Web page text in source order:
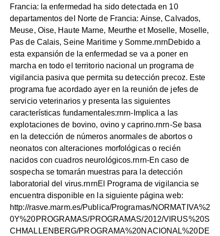
Francia: la enfermedad ha sido detectada en 10
departamentos del Norte de Francia: Ainse, Calvados,
Meuse, Oise, Haute Marne, Meurthe et Moselle, Moselle,
Pas de Calais, Seine Maritime y Somme.rnrnDebido a
esta expansión de la enfermedad se va a poner en
marcha en todo el territorio nacional un programa de
vigilancia pasiva que permita su detección precoz. Este
programa fue acordado ayer en la reunión de jefes de
servicio veterinarios y presenta las siguientes
características fundamentales:rnrn-Implica a las
explotaciones de bovino, ovino y caprino.rnrn-Se basa
en la detección de números anormales de abortos o
neonatos con alteraciones morfológicas o recién
nacidos con cuadros neurológicos.rnrn-En caso de
sospecha se tomarán muestras para la detección
laboratorial del virus.rnrnEl Programa de vigilancia se
encuentra disponible en la siguiente página web:
http://rasve.marm.es/Publica/Programas/NORMATIVA%2
0Y%20PROGRAMAS/PROGRAMAS/2012/VIRUS%20S
CHMALLENBERG/PROGRAMA%20NACIONAL%20DE